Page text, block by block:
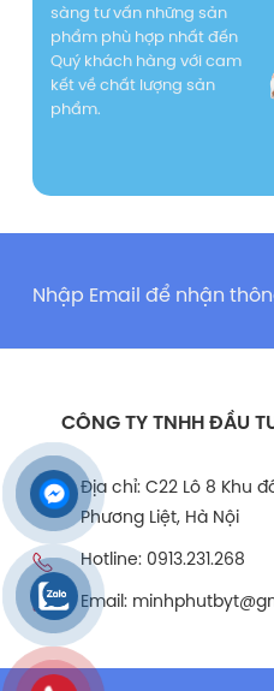
sàng tư vấn những sản
phẩm phù hợp nhất đến
Quý khách hàng với cam
kết về chất lượng sản
phẩm.
Nhập Email để nhận
CÔNG TY TNHH ĐẦU
Địa chỉ: C22 Lô 8 Khu
Phương Liệt, Hà Nội
Hotline: 0913.231.268
Email: